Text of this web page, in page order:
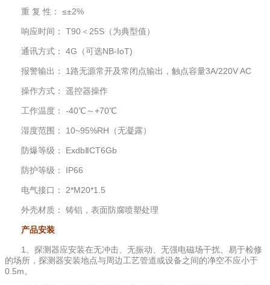
重 复 性： ≤±2%
响应时间： T90＜25S（为典型值）
通讯方式： 4G（可选NB-IoT)
报警输出： 1路无源常开及常闭点输出，触点容量3A/220V AC
操作方式： 遥控器操作
工作温度： -40℃～+70℃
湿度范围： 10~95%RH（无凝露）
防爆等级： ExdbⅡCT6Gb
防护等级： IP66
电气接口： 2*M20*1.5
外壳材质： 铸铝，表面防腐喷塑处理
产品安装
1、探测器应安装在无冲击、无振动、无强电磁场干扰、易于检修
的场所，探测器安装地点与周边工艺管道或设备之间的净空不应小于
0.5m。